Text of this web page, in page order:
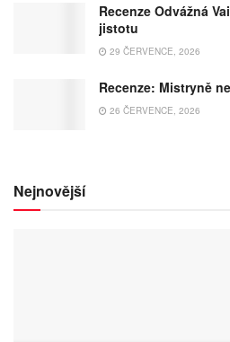
Recenze Odvážná
jistotu
29 ČERVENCE, 2026
Recenze: Mistryně
26 ČERVENCE, 2026
Nejnovější